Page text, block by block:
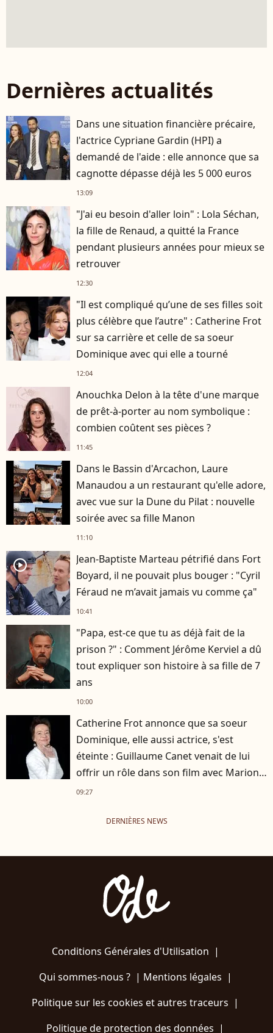
Dernières actualités
Dans une situation financière précaire,
l'actrice Cypriane Gardin (HPI) a
demandé de l'aide : elle annonce que sa
cagnotte dépasse déjà les 5 000 euros
13:09
"J'ai eu besoin d'aller loin" : Lola Séchan,
la fille de Renaud, a quitté la France
pendant plusieurs années pour mieux se
retrouver
12:30
"Il est compliqué qu’une de ses filles soit
plus célèbre que l’autre" : Catherine Frot
sur sa carrière et celle de sa soeur
Dominique avec qui elle a tourné
12:04
Anouchka Delon à la tête d'une marque
de prêt-à-porter au nom symbolique :
combien coûtent ses pièces ?
11:45
Dans le Bassin d'Arcachon, Laure
Manaudou a un restaurant qu'elle adore,
avec vue sur la Dune du Pilat : nouvelle
soirée avec sa fille Manon
11:10
player2
Jean-Baptiste Marteau pétrifié dans Fort
Boyard, il ne pouvait plus bouger : "Cyril
Féraud ne m’avait jamais vu comme ça"
10:41
"Papa, est-ce que tu as déjà fait de la
prison ?" : Comment Jérôme Kerviel a dû
tout expliquer son histoire à sa fille de 7
ans
10:00
Catherine Frot annonce que sa soeur
Dominique, elle aussi actrice, s'est
éteinte : Guillaume Canet venait de lui
offrir un rôle dans son film avec Marion
Cotillard
09:27
DERNIÈRES NEWS
Conditions Générales d'Utilisation |
Qui sommes-nous ?| Mentions légales |
Politique sur les cookies et autres traceurs |
Politique de protection des données |